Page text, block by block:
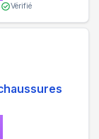
Vérifié